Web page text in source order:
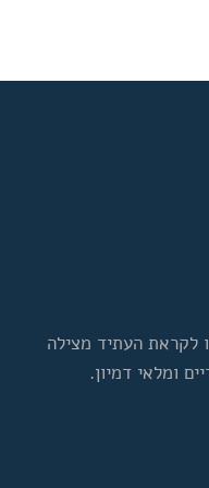
לקראת העתיד מצילה
ומלאי דמיון.